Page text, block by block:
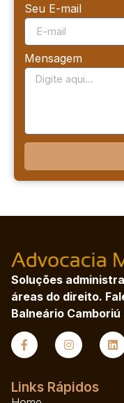
Seu E-mail
Mensagem
Soluções
áreas do direito.
Balneário
Links Rápidos